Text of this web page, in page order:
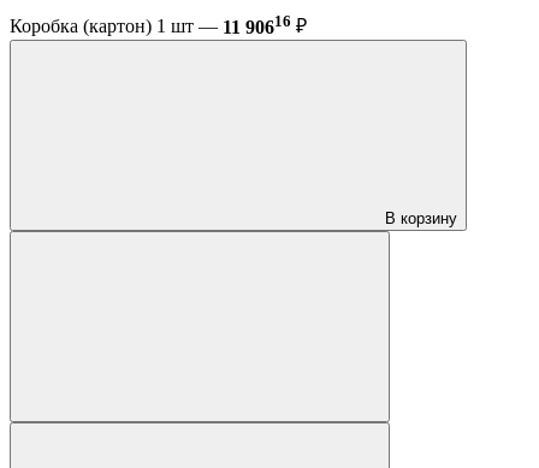
Коробка (картон) 1 шт — 11 90616 ₽
В корзину